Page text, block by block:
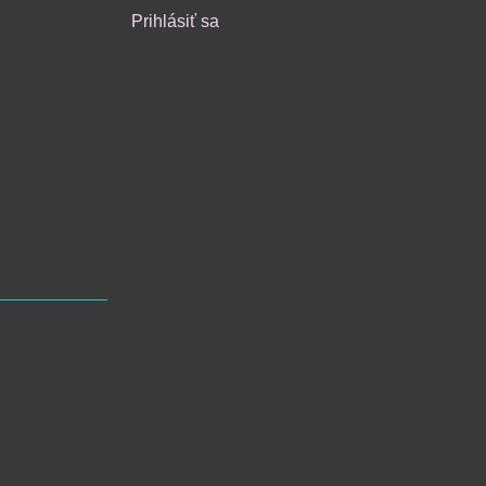
Prihlásiť sa